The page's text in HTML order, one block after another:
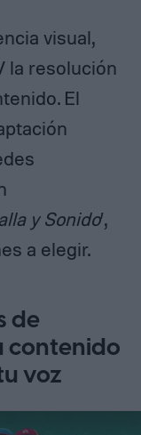
visual,
la resolución
El
y Sonido’,
a elegir.
de
contenido
voz